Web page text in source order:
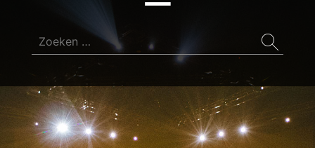
Zoeken
naar: